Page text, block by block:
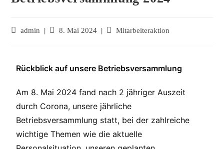
admin 8. Mai 2024 Mitarbeiteraktion
Rückblick auf unsere Betriebsversammlung
Am 8. Mai 2024 fand nach 2 jähriger Auszeit
durch Corona, unsere jährliche
Betriebsversammlung statt, bei der zahlreiche
wichtige Themen wie die aktuelle